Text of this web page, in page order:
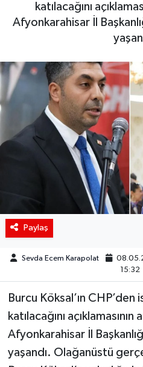
katılacağını
Afyonkarahisar İl
Paylaş
Sevda Ecem Karapolat
15:32
Burcu Köksal’ın
katılacağını
Afyonkarahisar İl
yaşandı. Olağanüstü
Resmi İlanlar
Siyaset
Spor
Teknoloji
Yaşam